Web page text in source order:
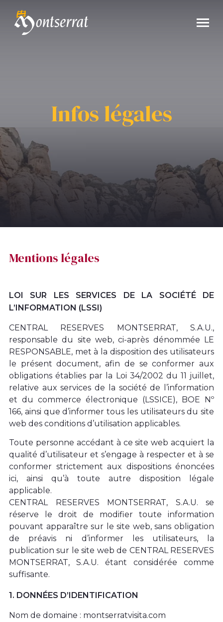
Infos légales
Mentions légales
LOI SUR LES SERVICES DE LA SOCIÉTÉ DE
L’INFORMATION (LSSI)
CENTRAL RESERVES MONTSERRAT, S.A.U.,
responsable du site web, ci-après dénommée LE
RESPONSABLE, met à la disposition des utilisateurs
le présent document, afin de se conformer aux
obligations établies par la Loi 34/2002 du 11 juillet,
relative aux services de la société de l’information
et du commerce électronique (LSSICE), BOE Nº
166, ainsi que d’informer tous les utilisateurs du site
web des conditions d’utilisation applicables.
Toute personne accédant à ce site web acquiert la
qualité d’utilisateur et s’engage à respecter et à se
conformer strictement aux dispositions énoncées
ici, ainsi qu’à toute autre disposition légale
applicable.
CENTRAL RESERVES MONTSERRAT, S.A.U. se
réserve le droit de modifier toute information
pouvant apparaître sur le site web, sans obligation
de préavis ni d’informer les utilisateurs, la
publication sur le site web de CENTRAL RESERVES
MONTSERRAT, S.A.U. étant considérée comme
suffisante.
1. DONNÉES D’IDENTIFICATION
Nom de domaine : montserratvisita.com